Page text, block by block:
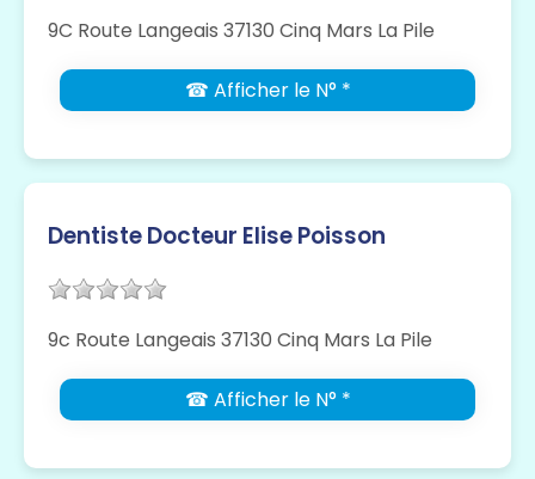
9C Route Langeais 37130 Cinq Mars La Pile
☎ Afficher le N° *
Dentiste Docteur Elise Poisson
9c Route Langeais 37130 Cinq Mars La Pile
☎ Afficher le N° *